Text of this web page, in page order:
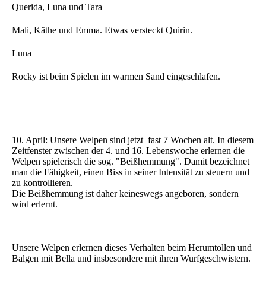
Querida, Luna und Tara
Mali, Käthe und Emma. Etwas versteckt Quirin.
Luna
Rocky ist beim Spielen im warmen Sand eingeschlafen.
10. April: Unsere Welpen sind jetzt fast 7 Wochen alt. In diesem
Zeitfenster zwischen der 4. und 16. Lebenswoche erlernen die
Welpen spielerisch die sog. "Beißhemmung". Damit bezeichnet
man die Fähigkeit, einen Biss in seiner Intensität zu steuern und
zu kontrollieren.
Die Beißhemmung ist daher keineswegs angeboren, sondern
wird erlernt.
Unsere Welpen erlernen dieses Verhalten beim Herumtollen und
Balgen mit Bella und insbesondere mit ihren Wurfgeschwistern.